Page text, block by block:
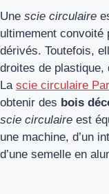
Une scie circulaire
ultimement convoité
dérivés. Toutefois,
droites de plastique,
La scie circulaire
obtenir des bois
scie circulaire est
une machine, d’un
d’une semelle en